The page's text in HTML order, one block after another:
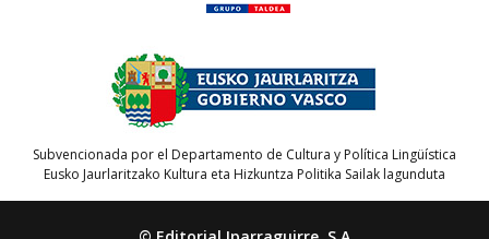
Subvencionada por el Departamento de Cultura y Política Lingüística
Eusko Jaurlaritzako Kultura eta Hizkuntza Politika Sailak lagunduta